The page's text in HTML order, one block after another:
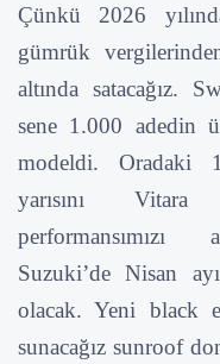
Çünkü 2026
gümrük
altında satacağız.
sene 1.000 adedin
modeldi. Oradaki
yarısını
performansımızı
Suzuki’de Nisan
olacak. Yeni black
sunacağız sunroof